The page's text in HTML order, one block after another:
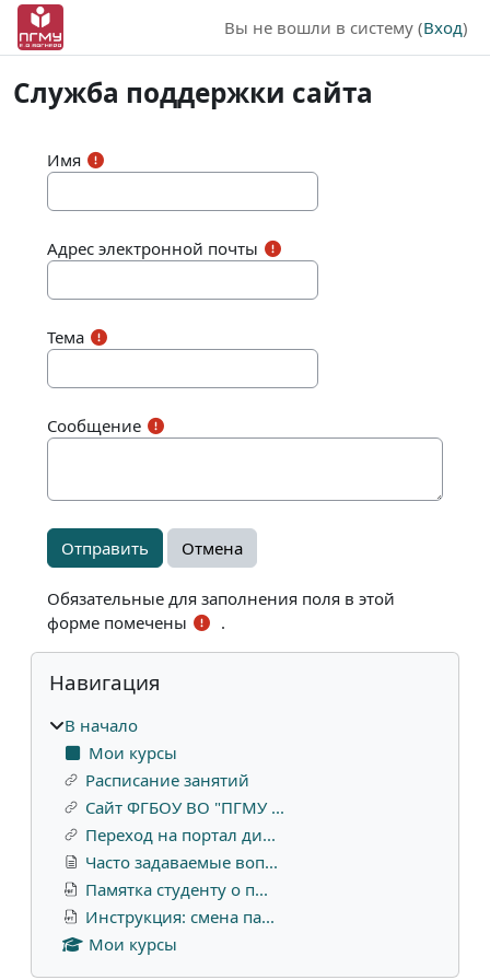
Перейти к основному содержанию
Вы не вошли в систему (Вход)
Служба поддержки сайта
Имя
Адрес электронной почты
Тема
Сообщение
Обязательные для заполнения поля в этой
форме помечены
.
Блоки
Пропустить Навигация
Навигация
В начало
Мои курсы
Расписание занятий
Сайт ФГБОУ ВО "ПГМУ ...
Переход на портал ди...
Часто задаваемые воп...
Памятка студенту о п...
Инструкция: смена па...
Мои курсы